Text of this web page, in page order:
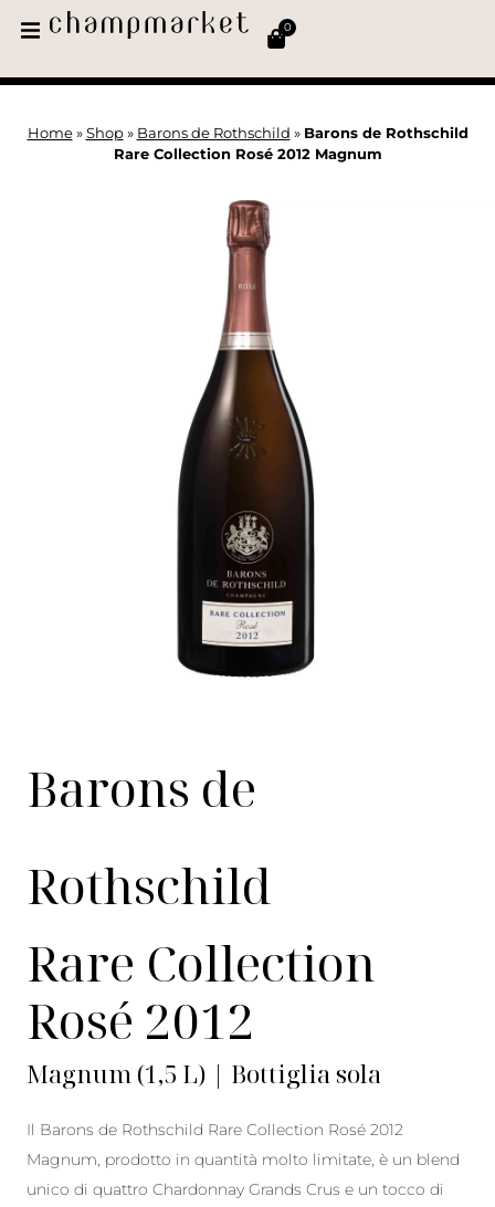
0
Home» Shop» Barons de Rothschild » Barons de Rothschild
Rare Collection Rosé 2012 Magnum
Barons de
Rothschild
Rare Collection
Rosé 2012
Magnum (1,5 L) | Bottiglia sola
Il Barons de Rothschild Rare Collection Rosé 2012
Magnum, prodotto in quantità molto limitate, è un blend
unico di quattro Chardonnay Grands Crus e un tocco di